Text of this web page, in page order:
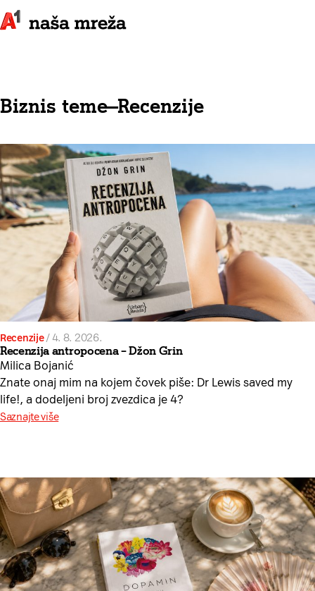
Biznis teme—Recenzije
Recenzije/4. 8. 2026.
Recenzija antropocena – Džon Grin
Milica Bojanić
Znate onaj mim na kojem čovek piše: Dr Lewis saved my
life!, a dodeljeni broj zvezdica je 4?
Saznajte više